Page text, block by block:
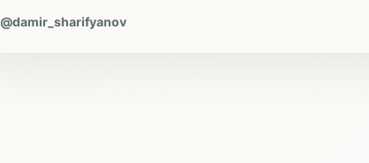
@damir_sharifyanov